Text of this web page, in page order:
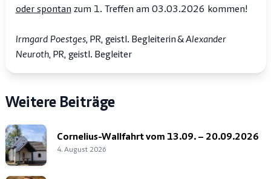
oder spontan zum 1. Treffen am 03.03.2026 kommen!
Irmgard Poestges, PR, geistl. Begleiterin &Alexander
Neuroth, PR, geistl. Begleiter
Weitere Beiträge
Cornelius-Wallfahrt vom 13.09. – 20.09.2026
4. August 2026